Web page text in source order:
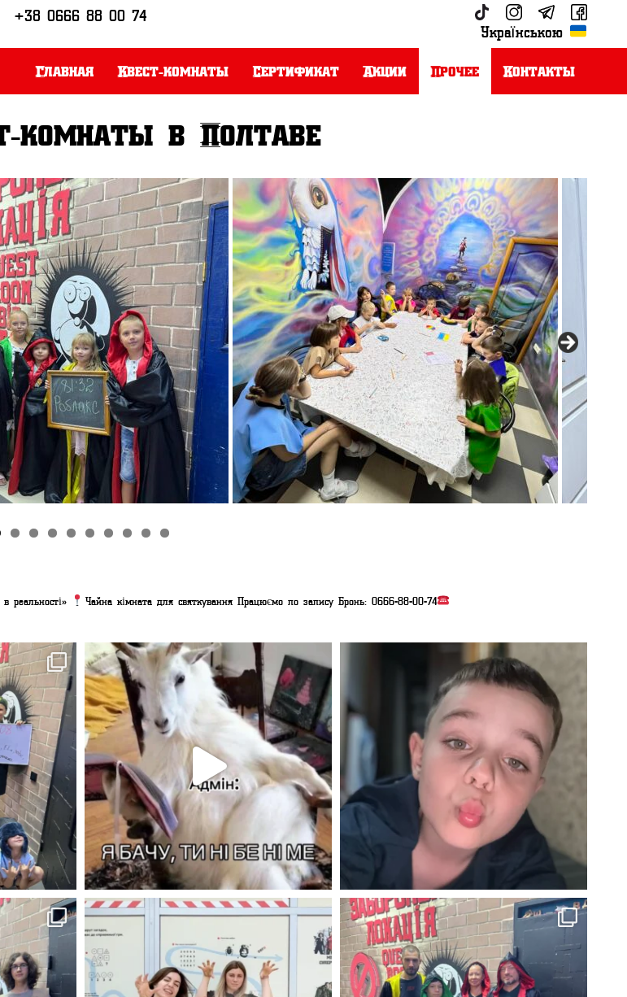
+38 0666 88 00 74
Українською
Главная Квест-комнаты Сертификат Акции Прочее Контакты
комнаты в Полтаве
реальності» Чайна кімната для святкуванняПрацюємо по записуБронь: 0666-88-00-74